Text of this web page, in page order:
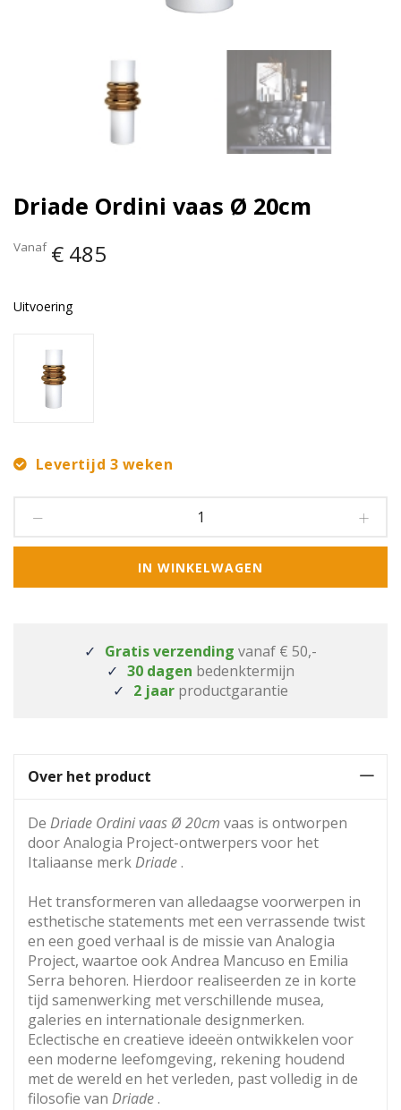
Driade Ordini vaas Ø 20cm
Vanaf € 485
Uitvoering
Levertijd 3 weken
IN WINKELWAGEN
Gratis verzending vanaf € 50,-
30 dagen bedenktermijn
2 jaar productgarantie
Over het product
De Driade Ordini vaas Ø 20cm vaas is ontworpen
door Analogia Project-ontwerpers voor het
Italiaanse merkDriade.
Het transformeren van alledaagse voorwerpen in
esthetische statements met een verrassende twist
en een goed verhaal is de missie van Analogia
Project, waartoe ook Andrea Mancuso en Emilia
Serra behoren. Hierdoor realiseerden ze in korte
tijd samenwerking met verschillende musea,
galeries en internationale designmerken.
Eclectische en creatieve ideeën ontwikkelen voor
een moderne leefomgeving, rekening houdend
met de wereld en het verleden, past volledig in de
filosofie van Driade.